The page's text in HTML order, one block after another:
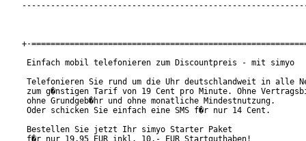
+-
Einfach mobil telefonieren zum Discountpreis - mit simyo
Telefonieren Sie rund um die Uhr deutschlandweit in alle
zum g�nstigen Tarif von 19 Cent pro Minute. Ohne
ohne Grundgeb�hr und ohne monatliche Mindestnutzung.
Oder schicken Sie einfach eine SMS f�r nur 14 Cent.
Bestellen Sie jetzt Ihr simyo Starter Paket
f�r nur 19,95 EUR inkl. 10,- EUR Startguthaben!